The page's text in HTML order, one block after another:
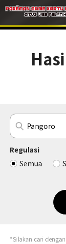
Regulasi
Semua
*Silakan cari